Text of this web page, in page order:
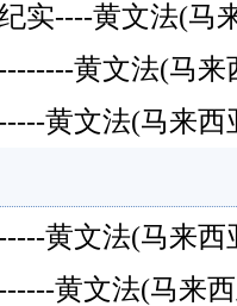
----黄文法(马
黄文法(马
黄文法(马来
黄文法(马来
黄文法(马来